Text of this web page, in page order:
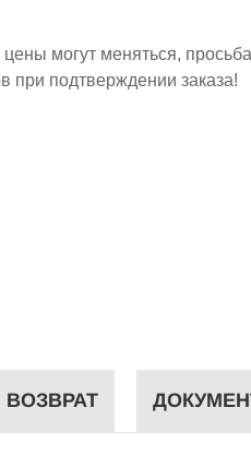
могут меняться,
при подтверждении заказа!